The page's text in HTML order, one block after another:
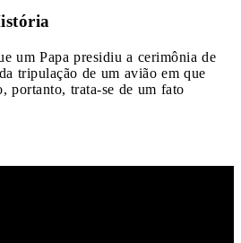
um Papa presidiu a cerimônia de
tripulação de um avião em que
portanto, trata-se de um fato